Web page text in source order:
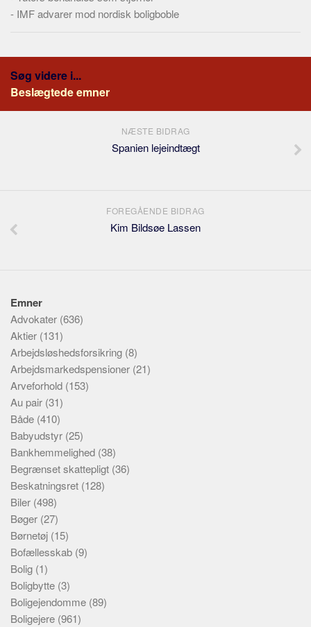
- IMF advarer mod nordisk boligboble
Søg videre i...
Beslægtede emner
NÆSTE BIDRAG
Spanien lejeindtægt
FOREGÅENDE BIDRAG
Kim Bildsøe Lassen
Emner
Advokater (636)
Aktier (131)
Arbejdsløshedsforsikring (8)
Arbejdsmarkedspensioner (21)
Arveforhold (153)
Au pair (31)
Både (410)
Babyudstyr (25)
Bankhemmelighed (38)
Begrænset skattepligt (36)
Beskatningsret (128)
Biler (498)
Bøger (27)
Børnetøj (15)
Bofællesskab (9)
Bolig (1)
Boligbytte (3)
Boligejendomme (89)
Boligejere (961)